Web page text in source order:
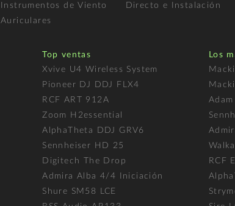
Instrumentos de Viento
Auriculares
Directo e Instalación
Top ventas
Xvive U4 Wireless System
Pioneer DJ DDJ FLX4
RCF ART 912A
Zoom H2essential
AlphaTheta DDJ GRV6
Sennheiser HD 25
Digitech The Drop
Admira Alba 4/4 Iniciación
Shure SM58 LCE
Los
RCF